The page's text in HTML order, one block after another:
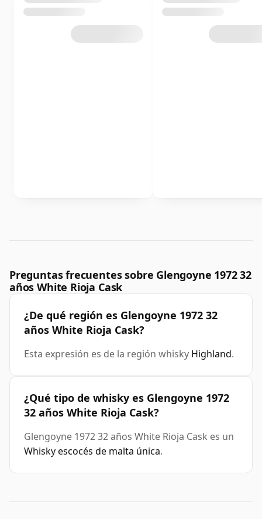
Preguntas frecuentes sobre Glengoyne 1972 32
años White Rioja Cask
¿De qué región es Glengoyne 1972 32
años White Rioja Cask?
Esta expresión es de la región whisky Highland.
¿Qué tipo de whisky es Glengoyne 1972
32 años White Rioja Cask?
Glengoyne 1972 32 años White Rioja Cask es un
Whisky escocés de malta única.